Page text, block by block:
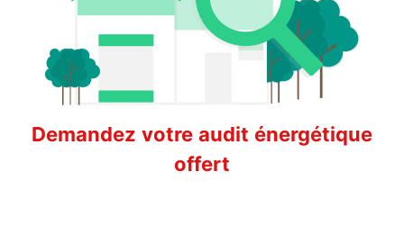
Demandez votre audit énergétique
offert